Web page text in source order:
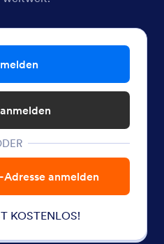
anmelden
KOSTENLOS!